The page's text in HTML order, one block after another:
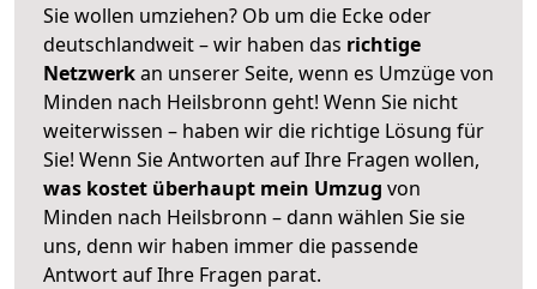
Sie wollen umziehen? Ob um die Ecke oder
deutschlandweit – wir haben das richtige
Netzwerkan unserer Seite, wenn es Umzüge von
Minden nach Heilsbronn geht! Wenn Sie nicht
weiterwissen – haben wir die richtige Lösung für
Sie! Wenn Sie Antworten auf Ihre Fragen wollen,
was kostet überhaupt mein Umzug von
Minden nach Heilsbronn – dann wählen Sie sie
uns, denn wir haben immer die passende
Antwort auf Ihre Fragen parat.